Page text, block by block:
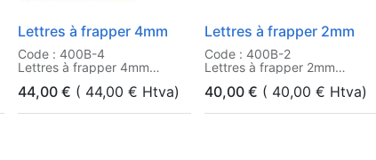
Lettres à frapper 4mm
Code : 400B-4
Lettres à frapper 4mm
44,00 € ( 44,00 € Htva)
Lettres à frapper 2mm
Code : 400B-2
Lettres à frapper 2mm
40,00 € ( 40,00 € Htva)